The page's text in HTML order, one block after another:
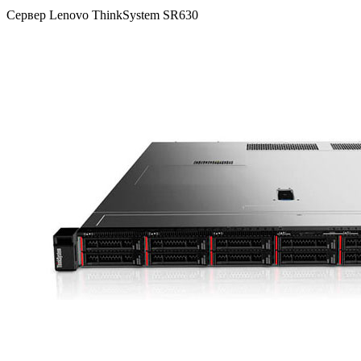
Сервер Lenovo ThinkSystem SR630